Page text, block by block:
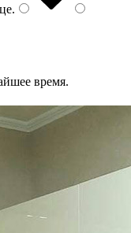
.
время.